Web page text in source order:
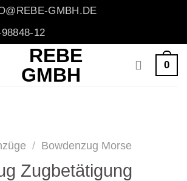
GMBH.DE
12
0
/ Bowdenzug Morse
Zugbetätigung